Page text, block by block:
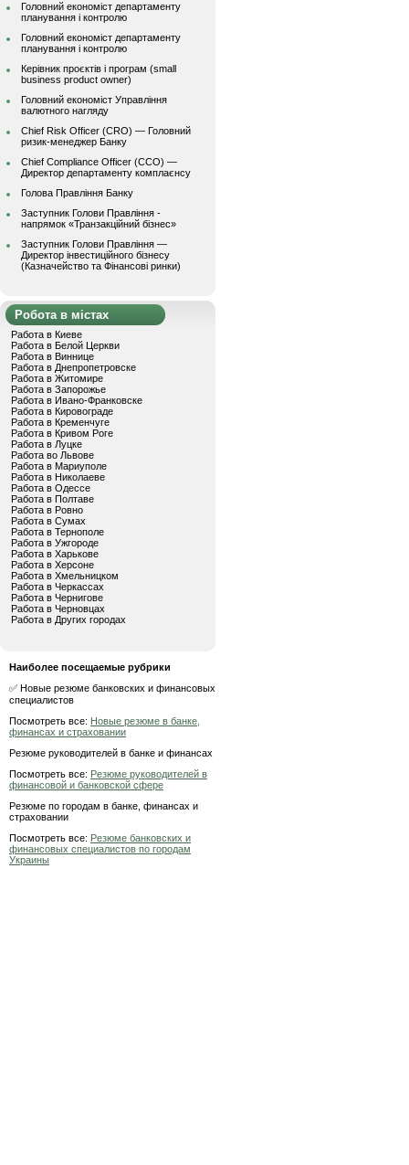
Головний економіст департаменту
планування і контролю
Головний економіст департаменту
планування і контролю
Керівник проєктів і програм (small
business product owner)
Головний економіст Управління
валютного нагляду
Chief Risk Officer (CRO) — Головний
ризик-менеджер Банку
Chief Compliance Officer (CCO) —
Директор департаменту комплаєнсу
Голова Правління Банку
Заступник Голови Правління -
напрямок «Транзакційний бізнес»
Заступник Голови Правління —
Директор інвестиційного бізнесу
(Казначейство та Фінансові ринки)
Робота в містах
Работа в Киеве
Работа в Белой Церкви
Работа в Виннице
Работа в Днепропетровске
Работа в Житомире
Работа в Запорожье
Работа в Ивано-Франковске
Работа в Кировограде
Работа в Кременчуге
Работа в Кривом Роге
Работа в Луцке
Работа во Львове
Работа в Мариуполе
Работа в Николаеве
Работа в Одессе
Работа в Полтаве
Работа в Ровно
Работа в Сумах
Работа в Тернополе
Работа в Ужгороде
Работа в Харькове
Работа в Херсоне
Работа в Хмельницком
Работа в Черкассах
Работа в Чернигове
Работа в Черновцах
Работа в Других городах
Наиболее посещаемые рубрики
✅ Новые резюме банковских и финансовых
специалистов
Посмотреть все: Новые резюме в банке,
финансах и страховании
Резюме руководителей в банке и финансах
Посмотреть все: Резюме руководителей в
финансовой и банковской сфере
Резюме по городам в банке, финансах и
страховании
Посмотреть все: Резюме банковских и
финансовых специалистов по городам
Украины